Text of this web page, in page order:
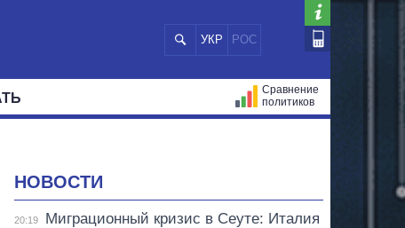
УКР РОС
Сравнение
политиков
НОВОСТИ
20:19
Миграционный кризис в Сеуте: Италия